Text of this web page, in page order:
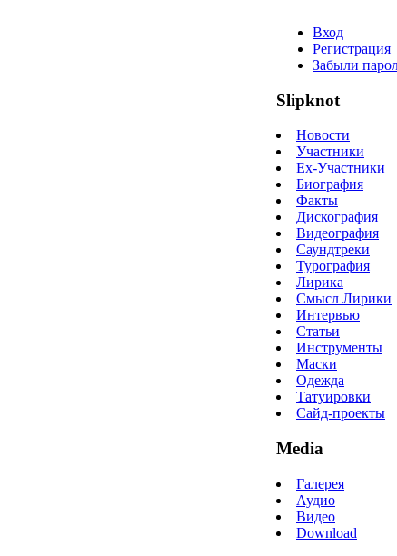
Вход
Регистрация
Забыли
Slipknot
Новости
Участники
Ex-Участники
Биография
Факты
Дискография
Видеография
Саундтреки
Турография
Лирика
Смысл Лирики
Интервью
Статьи
Инструменты
Маски
Одежда
Татуировки
Сайд-проекты
Media
Галерея
Аудио
Видео
Download